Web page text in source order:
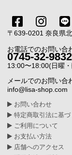
〒639-0201 奈良県
お電話でのお問い合
0745-32-9832
13:00〜18:00(日曜・
メールでのお問い合
info@lisa-shop.com
お問い合わせ
特定商取引法に基づ
ご利用について
お支払い方法
店舗へのアクセス